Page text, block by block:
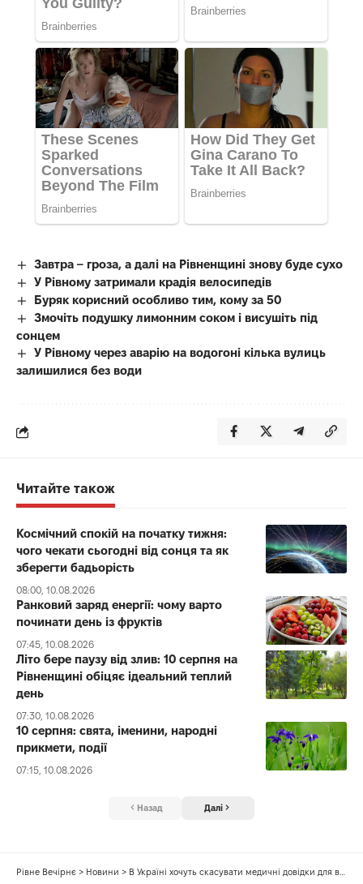
Завтра – гроза, а далі на Рівненщині знову буде сухо
У Рівному затримали крадія велосипедів
Буряк корисний особливо тим, кому за 50
Змочіть подушку лимонним соком і висушіть під
сонцем
У Рівному через аварію на водогоні кілька вулиць
залишилися без води
Читайте також
Космічний спокій на початку тижня:
чого чекати сьогодні від сонця та як
зберегти бадьорість
08:00, 10.08.2026
Ранковий заряд енергії: чому варто
починати день із фруктів
07:45, 10.08.2026
Літо бере паузу від злив: 10 серпня на
Рівненщині обіцяє ідеальний теплий
день
07:30, 10.08.2026
10 серпня: свята, іменини, народні
прикмети, події
07:15, 10.08.2026
Назад Далі
Рівне Вечірнє > Новини > В Україні хочуть скасувати медичні довідки для водіїв